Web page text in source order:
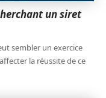
un siret
sembler un exercice
la réussite de ce